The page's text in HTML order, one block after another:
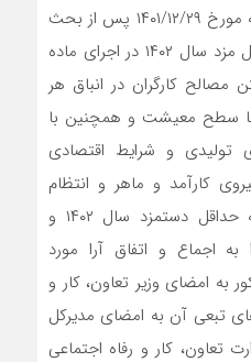
کارفرمایان و کارگران) در جلسه مورخ ۱۴۰۱/۱۲/۲۹ پس از بحث
و بررسی راجع به تعیین حداقل مزد سال ۱۴۰۲ در اجرای ماده
مصالح کارگران در انباق هر
با سطح معیشت و همچنین با
تولیدی و شرایط اقتصادی
کارآمد و ماهر و انتظام
مزدی در کارگاه ها بخشنامه حداقل دستمزد سال ۱۴۰۲ و
اجماع و اتفاق آرا مورد
به امضای وزیر تعاون، کار و
تبعی آن به امضای مدیرکل
تعاون، کار و رفاه اجتماعی